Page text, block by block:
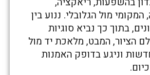
מול הגלובלי. ננוע בין
בתוך כך נביא סוגיות
הציור, המבט, מלאכת יד מול
וניגע בדופק האמנות